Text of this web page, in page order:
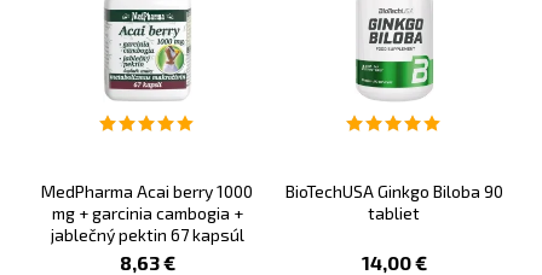
MedPharma Acai berry 1000
mg + garcinia cambogia +
jablečný pektin 67 kapsúl
8,63 €
BioTechUSA Ginkgo Biloba 90
tabliet
14,00 €